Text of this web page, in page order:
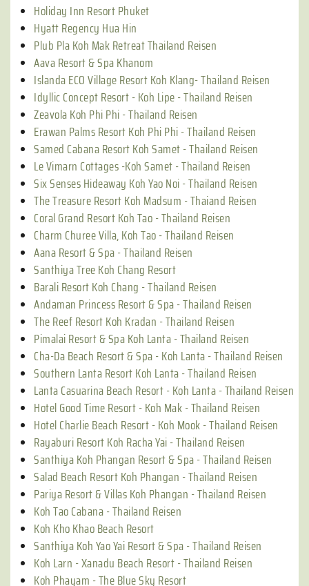
Holiday Inn Resort Phuket
Hyatt Regency Hua Hin
Plub Pla Koh Mak Retreat Thailand Reisen
Aava Resort & Spa Khanom
Islanda ECO Village Resort Koh Klang- Thailand Reisen
Idyllic Concept Resort - Koh Lipe - Thailand Reisen
Zeavola Koh Phi Phi - Thailand Reisen
Erawan Palms Resort Koh Phi Phi - Thailand Reisen
Samed Cabana Resort Koh Samet - Thailand Reisen
Le Vimarn Cottages -Koh Samet - Thailand Reisen
Six Senses Hideaway Koh Yao Noi - Thailand Reisen
The Treasure Resort Koh Madsum - Thaiand Reisen
Coral Grand Resort Koh Tao - Thailand Reisen
Charm Churee Villa, Koh Tao - Thailand Reisen
Aana Resort & Spa - Thailand Reisen
Santhiya Tree Koh Chang Resort
Barali Resort Koh Chang - Thailand Reisen
Andaman Princess Resort & Spa - Thailand Reisen
The Reef Resort Koh Kradan - Thailand Reisen
Pimalai Resort & Spa Koh Lanta - Thailand Reisen
Cha-Da Beach Resort & Spa - Koh Lanta - Thailand Reisen
Southern Lanta Resort Koh Lanta - Thailand Reisen
Lanta Casuarina Beach Resort - Koh Lanta - Thailand Reisen
Hotel Good Time Resort - Koh Mak - Thailand Reisen
Hotel Charlie Beach Resort - Koh Mook - Thailand Reisen
Rayaburi Resort Koh Racha Yai - Thailand Reisen
Santhiya Koh Phangan Resort & Spa - Thailand Reisen
Salad Beach Resort Koh Phangan - Thailand Reisen
Pariya Resort & Villas Koh Phangan - Thailand Reisen
Koh Tao Cabana - Thailand Reisen
Koh Kho Khao Beach Resort
Santhiya Koh Yao Yai Resort & Spa - Thailand Reisen
Koh Larn - Xanadu Beach Resort - Thailand Reisen
Koh Phayam - The Blue Sky Resort